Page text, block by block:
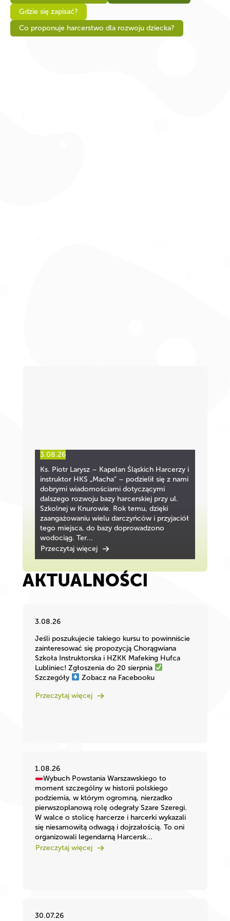
Gdzie się zapisać?
Co proponuje harcerstwo dla rozwoju dziecka?
3.08.26
Ks. Piotr Larysz – Kapelan Śląskich Harcerzy i
instruktor HKS „Macha” – podzielił się z nami
dobrymi wiadomościami dotyczącymi
dalszego rozwoju bazy harcerskiej przy ul.
Szkolnej w Knurowie. Rok temu, dzięki
zaangażowaniu wielu darczyńców i przyjaciół
tego miejsca, do bazy doprowadzono
wodociąg. Ter...
Przeczytaj więcej
AKTUALNOŚCI
3.08.26
Jeśli poszukujecie takiego kursu to powinniście
zainteresować się propozycją Chorągwiana
Szkoła Instruktorska i HZKK Mafeking Hufca
Lubliniec! Zgłoszenia do 20 sierpnia
Szczegóły
Zobacz na Facebooku
Przeczytaj więcej
1.08.26
Wybuch Powstania Warszawskiego to
moment szczególny w historii polskiego
podziemia, w którym ogromną, nierzadko
pierwszoplanową rolę odegrały Szare Szeregi.
W walce o stolicę harcerze i harcerki wykazali
się niesamowitą odwagą i dojrzałością. To oni
organizowali legendarną Harcersk...
Przeczytaj więcej
30.07.26